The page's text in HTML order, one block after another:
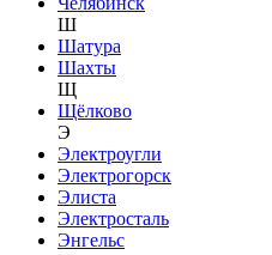
Ш
Шатура
Шахты
Щ
Щёлково
Э
Электроугли
Электрогорск
Элиста
Электросталь
Энгельс